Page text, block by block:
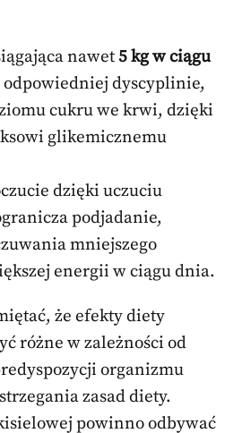
nawet5 kg w ciągu
odpowiedniej dyscyplinie,
cukru we krwi, dzięki
glikemicznemu
dzięki uczuciu
podjadanie,
mniejszego
energii w ciągu dnia.
że efekty diety
różne w zależności od
organizmu
zasad diety.
powinno odbywać